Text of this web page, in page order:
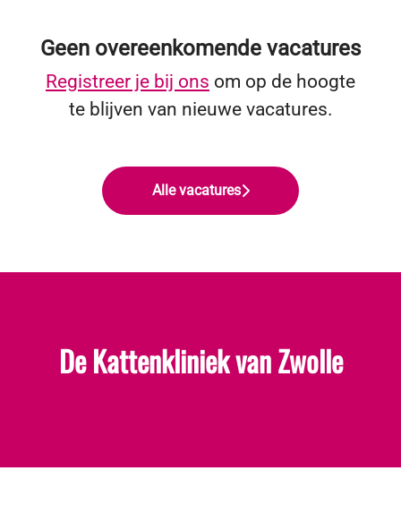
Geen overeenkomende vacatures
Registreer je bij ons om op de hoogte
te blijven van nieuwe vacatures.
Alle vacatures
De Kattenkliniek van Zwolle